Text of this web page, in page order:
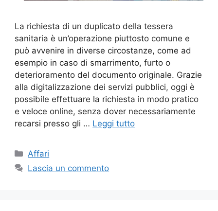
La richiesta di un duplicato della tessera
sanitaria è un’operazione piuttosto comune e
può avvenire in diverse circostanze, come ad
esempio in caso di smarrimento, furto o
deterioramento del documento originale. Grazie
alla digitalizzazione dei servizi pubblici, oggi è
possibile effettuare la richiesta in modo pratico
e veloce online, senza dover necessariamente
recarsi presso gli … Leggi tutto
Categorie
Affari
Lascia un commento